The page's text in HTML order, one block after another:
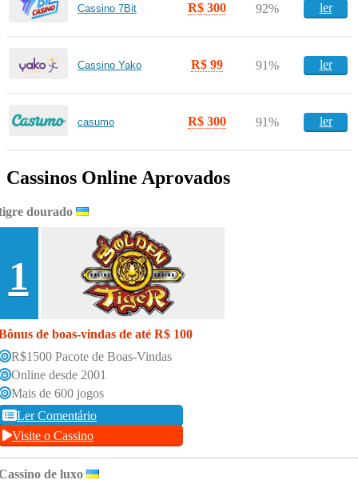
Cassino 7Bit R$ 300 92% ler
Cassino Yako R$ 99 91% ler
casumo R$ 300 91% ler
Cassinos Online Aprovados
dourado
1
de boas-vindas de até R$ 100
R$1500 Pacote de Boas-Vindas
Online desde 2001
Mais de 600 jogos
Ler Comentário
Visite o Cassino
de luxo